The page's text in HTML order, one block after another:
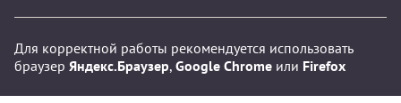
Для корректной работы рекомендуется использовать
браузер Яндекс.Браузер, Google Chrome или Firefox